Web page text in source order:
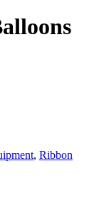
, Ribbon